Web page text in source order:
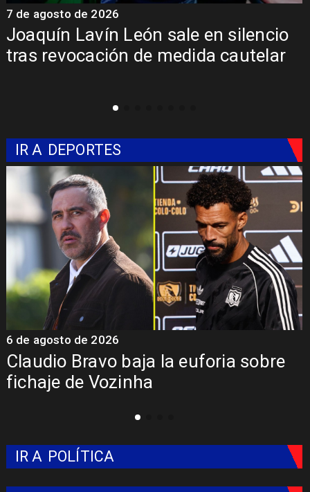
Joaquín Lavín León sale en silencio
tras revocación de medida cautelar
7 de agosto de 2026
IR A DEPORTES
Claudio Bravo baja la euforia sobre
fichaje de Vozinha
6 de agosto de 2026
IR A POLÍTICA